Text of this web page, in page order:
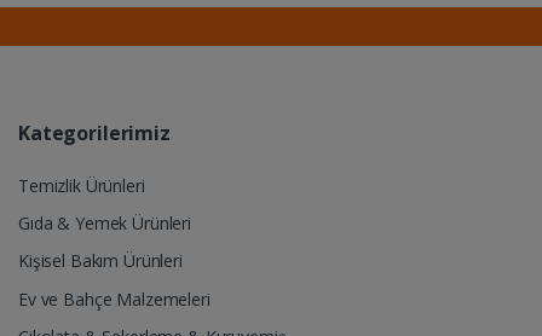
Kategorilerimiz
Temizlik Ürünleri
Gıda & Yemek Ürünleri
Kişisel Bakım Ürünleri
Ev ve Bahçe Malzemeleri